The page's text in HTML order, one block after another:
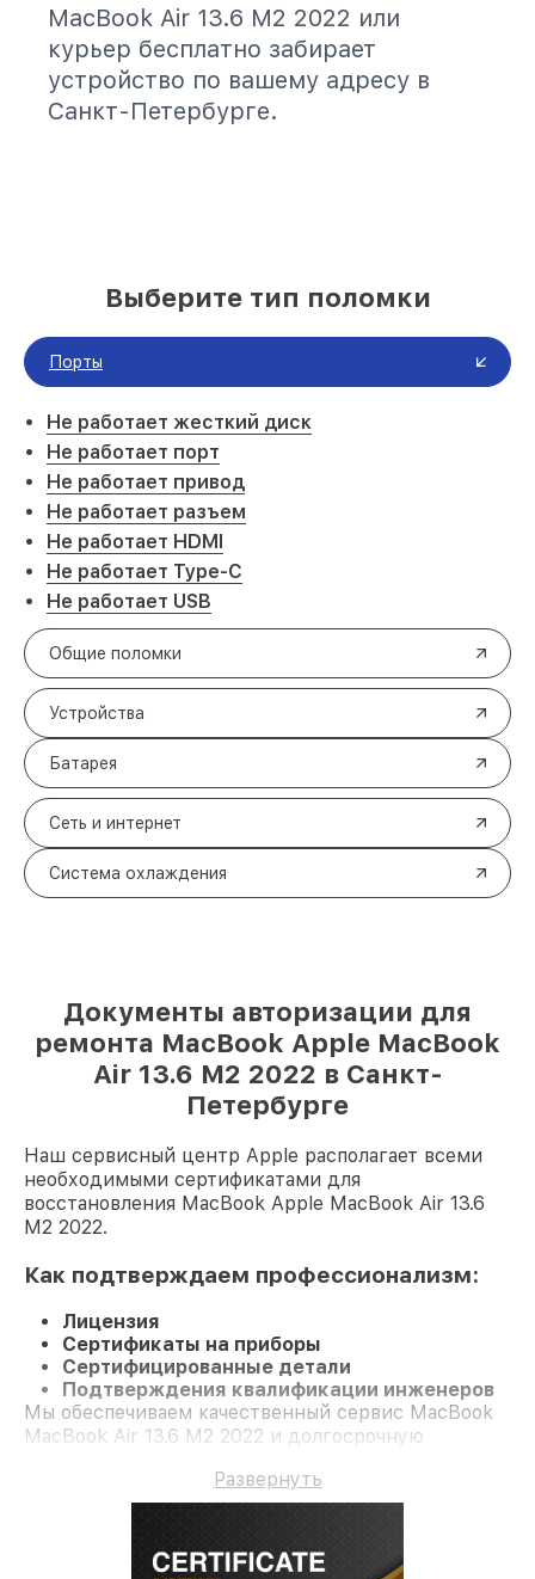
MacBook Air 13.6 M2 2022 или
курьер бесплатно забирает
устройство по вашему адресу в
Санкт-Петербурге.
Выберите тип поломки
Порты
Не работает жесткий диск
Не работает порт
Не работает привод
Не работает разъем
Не работает HDMI
Не работает Type-C
Не работает USB
Общие поломки
Устройства
Батарея
Сеть и интернет
Система охлаждения
Документы авторизации для
ремонта MacBook Apple MacBook
Air 13.6 M2 2022 в Санкт-
Петербурге
Наш сервисный центр Apple располагает всеми
необходимыми сертификатами для
восстановления MacBook Apple MacBook Air 13.6
M2 2022.
Как подтверждаем профессионализм:
Лицензия
Сертификаты на приборы
Сертифицированные детали
Подтверждения квалификации инженеров
Мы обеспечиваем качественный сервис MacBook
MacBook Air 13.6 M2 2022 и долгосрочную
Развернуть